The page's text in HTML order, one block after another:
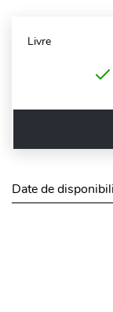
Livre
Date de